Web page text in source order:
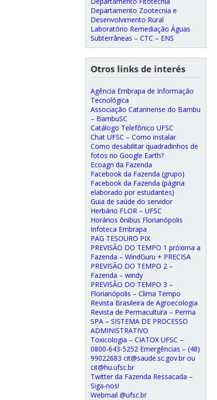
Departamento Zootecnia e
Desenvolvimento Rural
Laboratório Remediação Águas
Subterrâneas – CTC – ENS
Otros links de interés
Agência Embrapa de Informação
Tecnológica
Associação Catarinense do Bambu
– BambuSC
Catálogo Telefônico UFSC
Chat UFSC – Como instalar
Como desabilitar quadradinhos de
fotos no Google Earth?
Ecoagri da Fazenda
Facebook da Fazenda (grupo)
Facebook da Fazenda (página
elaborado por estudantes)
Guia de saúde do servidor
Herbário FLOR – UFSC
Horários ônibus Florianópolis
Infoteca Embrapa
PAG TESOURO PIX
PREVISÃO DO TEMPO 1 próxima a
Fazenda – WindGuru + PRECISA
PREVISÃO DO TEMPO 2 –
Fazenda – windy
PREVISÃO DO TEMPO 3 –
Florianópolis – Clima Tempo
Revista Brasileira de Agroecologia
Revista de Permacultura – Perma
SPA – SISTEMA DE PROCESSO
ADMINISTRATIVO
Toxicologia – CIATOX UFSC –
0800-643-5252 Emergências – (48)
99022683 cit@saude.sc.gov.br ou
cit@hu.ufsc.br
Twitter da Fazenda Ressacada –
Siga-nos!
Webmail @ufsc.br